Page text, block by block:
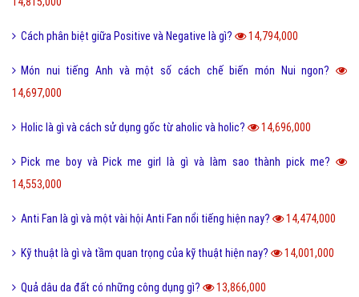
25,835,000
Status là gì và cách đăng Status trên Facebook nhanh chóng?
24,094,000
Bách hợp là gì và một số thuật ngữ thường dùng bách hợp?
23,210,000
FC là gì và trong bóng đá thì FC có nghĩa là gì? 23,102,000
Quotation là gì và báo giá trong tiếng anh có nghĩa là gì?
Phóng đại là gì và tác dụng của biện pháp phóng đại? 20,204,000
Thị Xã Huyện và Thị Trấn cái nào lớn hơn? 20,090,000
Tool là gì và ưu nhược điểm khi sử dụng Tool? 19,732,000